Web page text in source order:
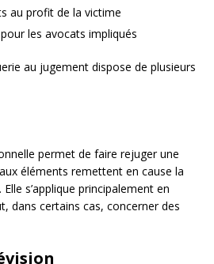
au profit de la victime
les avocats impliqués
au jugement dispose de plusieurs
permet de faire rejuger une
éléments remettent en cause la
s’applique principalement en
dans certains cas, concerner des